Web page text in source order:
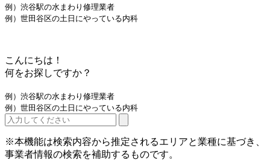
例）渋谷駅の水まわり修理業者
例）世田谷区の土日にやっている内科
こんにちは！
何をお探しですか？
例）渋谷駅の水まわり修理業者
例）世田谷区の土日にやっている内科
※本機能は検索内容から推定されるエリアと業種に基づき、
事業者情報の検索を補助するものです。